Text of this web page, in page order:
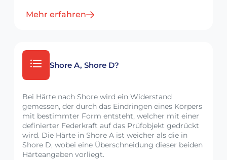
Mehr erfahren
Shore A, Shore D?
Bei Härte nach Shore wird ein Widerstand
gemessen, der durch das Eindringen eines Körpers
mit bestimmter Form entsteht, welcher mit einer
definierter Federkraft auf das Prüfobjekt gedrückt
wird. Die Härte in Shore A ist weicher als die in
Shore D, wobei eine Überschneidung dieser beiden
Härteangaben vorliegt.